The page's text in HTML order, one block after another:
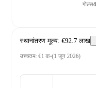
गोल्स
स्थानांतरण मूल्य: €92.7 लाख
उच्चतम: €1 क॰(1 जून 2026)